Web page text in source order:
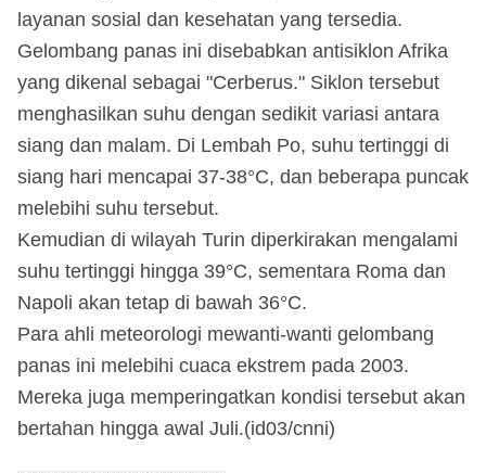
layanan sosial dan kesehatan yang tersedia.
Gelombang panas ini disebabkan antisiklon Afrika
yang dikenal sebagai "Cerberus." Siklon tersebut
menghasilkan suhu dengan sedikit variasi antara
siang dan malam. Di Lembah Po, suhu tertinggi di
siang hari mencapai 37-38°C, dan beberapa puncak
melebihi suhu tersebut.
Kemudian di wilayah Turin diperkirakan mengalami
suhu tertinggi hingga 39°C, sementara Roma dan
Napoli akan tetap di bawah 36°C.
Para ahli meteorologi mewanti-wanti gelombang
panas ini melebihi cuaca ekstrem pada 2003.
Mereka juga memperingatkan kondisi tersebut akan
bertahan hingga awal Juli.(id03/cnni)